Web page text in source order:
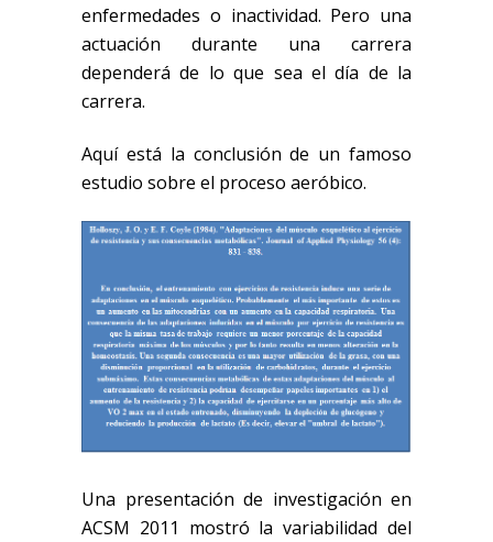
enfermedades o inactividad. Pero una
actuación durante una carrera
dependerá de lo que sea el día de la
carrera.
Aquí está la conclusión de un famoso
estudio sobre el proceso aeróbico.
Una presentación de investigación en
ACSM 2011 mostró la variabilidad del